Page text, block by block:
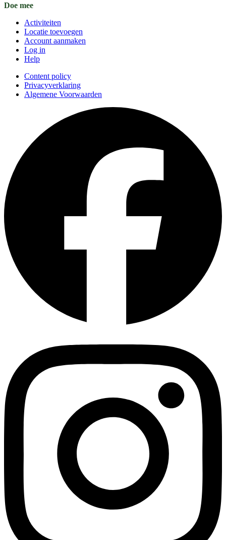
Doe mee
Activiteiten
Locatie toevoegen
Account aanmaken
Log in
Help
Content policy
Privacyverklaring
Algemene Voorwaarden